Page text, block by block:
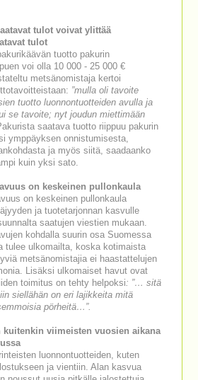
tulot voivat ylittää
tulot
tuotto pakurin
voi olla 10 000 - 25 000 €
metsänomistaja kertoi
”mulla oli tavoite
tuotto luonnontuotteiden avulla ja
se tavoite; nyt joudun miettimään
saatava tuotto riippuu pakurin
ymppäyksen onnistumisesta,
ja myös siitä, saadaanko
kuin yksi sato.
on keskeinen pullonkaula
on keskeinen pullonkaula
ja tuotetarjonnan kasvulle
saatujen viestien mukaan.
kohdalla suurin osa Suomessa
tulee ulkomailta, koska kotimaista
metsänomistajia ei haastattelujen
Lisäksi ulkomaiset havut ovat
toimitus on tehty helpoksi: ”… sitä
siellähän on eri lajikkeita mitä
pörheitä…”.
kuitenkin viimeisten vuosien aikana
luonnontuotteiden, kuten
ja vientiin. Alan kasvua